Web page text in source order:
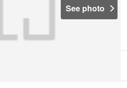
See photo